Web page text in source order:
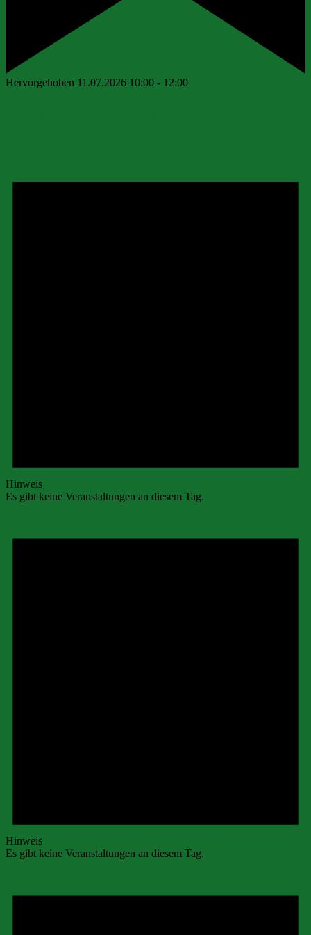
Hervorgehoben 11.07.2026 10:00 - 12:00
Hinweis
Es gibt keine Veranstaltungen an diesem Tag.
Hinweis
Es gibt keine Veranstaltungen an diesem Tag.